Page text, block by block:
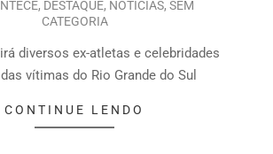
, DESTAQUE, NOTÍCIAS, SEM
CATEGORIA
diversos ex-atletas e celebridades
vítimas do Rio Grande do Sul
CONTINUE LENDO